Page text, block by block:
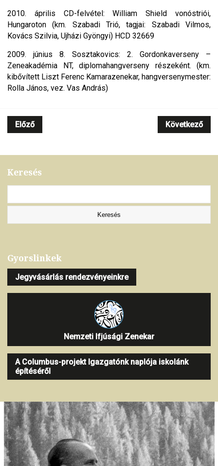
2010. április CD-felvétel: William Shield vonóstriói,
Hungaroton (km. Szabadi Trió, tagjai: Szabadi Vilmos,
Kovács Szilvia, Ujházi Gyöngyi) HCD 32669
2009. június 8. Sosztakovics: 2. Gordonkaverseny –
Zeneakadémia NT, diplomahangverseny részeként. (km.
kibővített Liszt Ferenc Kamarazenekar, hangversenymester:
Rolla János, vez. Vas András)
Előző Következő
Keresés
Gyorslinkek
Jegyvásárlás rendezvényeinkre
Nemzeti Ifjúsági Zenekar
A Columbus-projekt Igazgatónk naplója iskolánk
építéséről